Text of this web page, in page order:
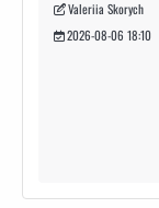
Valeriia Skorych
2026-08-06 18:10